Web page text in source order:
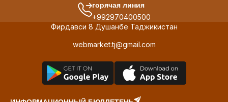
горячая линия
+992970400500
Фирдавси 8 Душанбе Таджикистан
webmarket.tj@gmail.com